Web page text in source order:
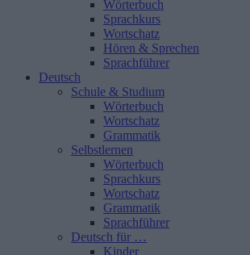
Wörterbuch
Sprachkurs
Wortschatz
Hören & Sprechen
Sprachführer
Deutsch
Schule & Studium
Wörterbuch
Wortschatz
Grammatik
Selbstlernen
Wörterbuch
Sprachkurs
Wortschatz
Grammatik
Sprachführer
Deutsch für …
Kinder